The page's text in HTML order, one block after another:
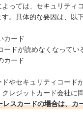
っては、セキュリティ
。具体的な要因は、以
カード
ードが読めなくなってい
カード
やセキュリティコード
レジットカード会社に
レスカードの場合は、カ